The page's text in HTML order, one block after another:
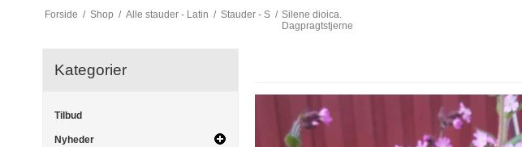
Forside / Shop / Alle stauder - Latin / Stauder - S / Silene dioica.
Dagpragtstjerne
Kategorier
Tilbud
Nyheder